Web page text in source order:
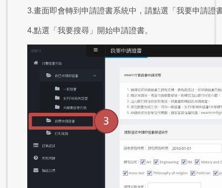
3.畫面即會轉到申請證書系統中，請點選「我要申請證
4.點選「我要搜尋」開始申請證書。